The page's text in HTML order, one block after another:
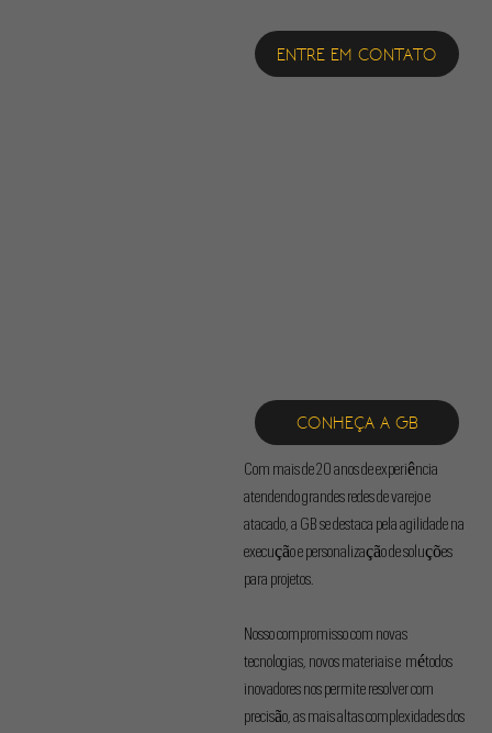
ENTRE EM CONTATO
CONHEÇA A GB
Com mais de 20 anos de experiência
atendendo grandes redes de varejo e
atacado, a GB se destaca pela agilidade na
execução e personalização de soluções
para projetos.
Nosso compromisso com novas
tecnologias, novos materiais e métodos
inovadores nos permite resolver com
precisão, as mais altas complexidades dos